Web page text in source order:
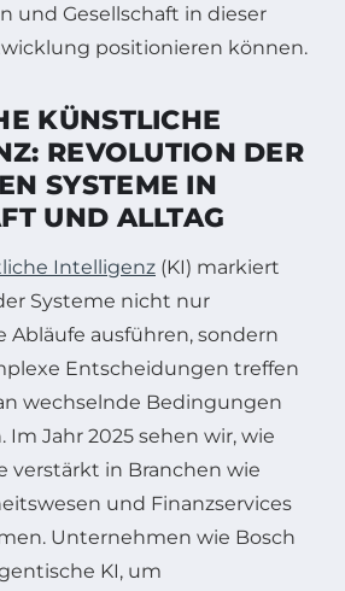
und Gesellschaft in dieser
positionieren können.
KÜNSTLICHE
REVOLUTION DER
SYSTEME IN
UND ALLTAG
Intelligenz (KI) markiert
Systeme nicht nur
Abläufe ausführen, sondern
Entscheidungen treffen
wechselnde Bedingungen
Im Jahr 2025 sehen wir, wie
verstärkt in Branchen wie
und Finanzservices
Unternehmen wie Bosch
KI, um